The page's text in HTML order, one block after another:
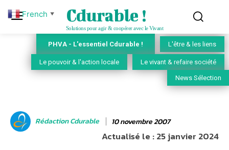
Cdurable !
Solutions pour agir & coopérer avec le Vivant
PHVA - L'essentiel Cdurable ! L'être & les liens
Le pouvoir & l'action locale Le vivant & refaire société
News Sélection
Rédaction Cdurable 10 novembre 2007
Actualisé le :25 janvier 2024
French ▼